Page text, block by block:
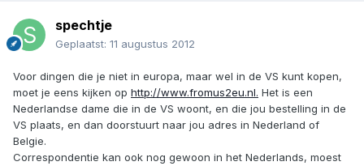
spechtje
Geplaatst: 11 augustus 2012
Voor dingen die je niet in europa, maar wel in de VS kunt kopen,
moet je eens kijken op http://www.fromus2eu.nl. Het is een
Nederlandse dame die in de VS woont, en die jou bestelling in de
VS plaats, en dan doorstuurt naar jou adres in Nederland of
Belgie.
Correspondentie kan ook nog gewoon in het Nederlands, moest